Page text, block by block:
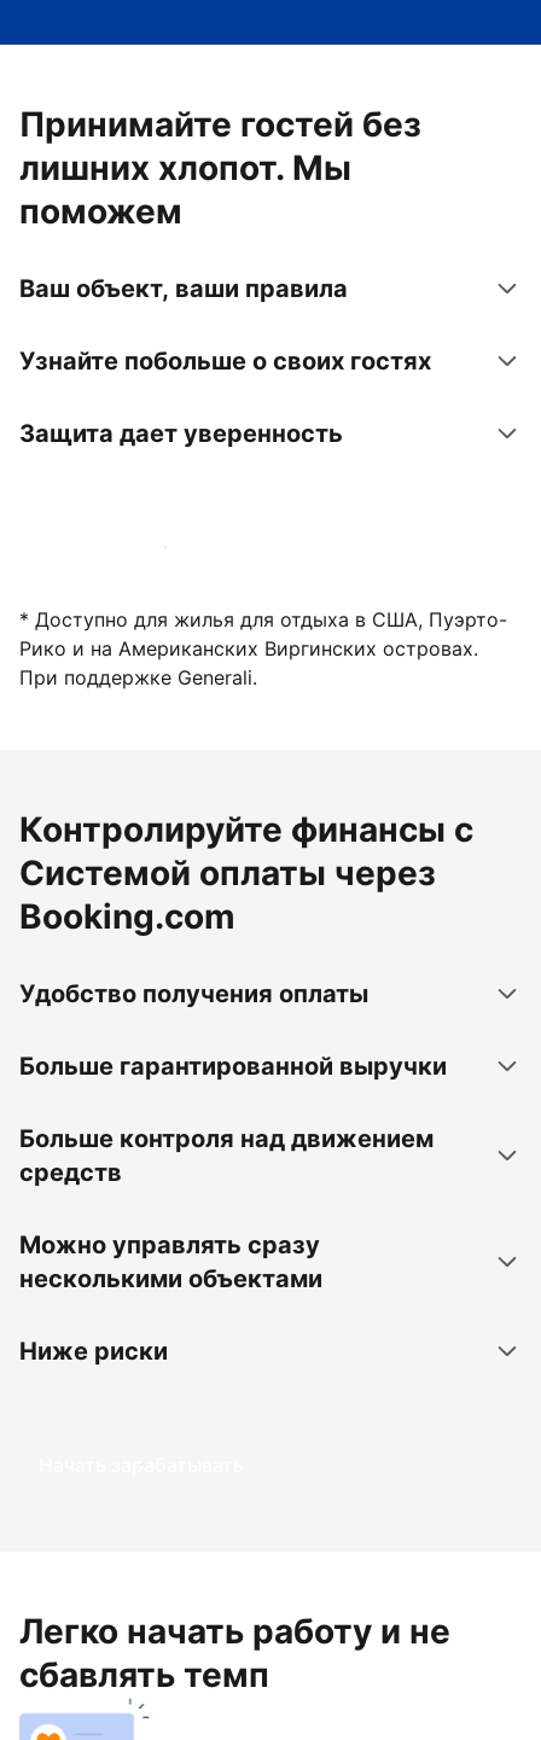
Принимайте гостей без
лишних хлопот. Мы
поможем
Ваш объект, ваши правила
Узнайте побольше о своих гостях
Защита дает уверенность
Зарегистрировать объект
* Доступно для жилья для отдыха в США, Пуэрто-
Рико и на Американских Виргинских островах.
При поддержке Generali.
Контролируйте финансы с
Системой оплаты через
Booking.com
Удобство получения оплаты
Больше гарантированной выручки
Больше контроля над движением
средств
Можно управлять сразу
несколькими объектами
Ниже риски
Начать зарабатывать
Легко начать работу и не
сбавлять темп